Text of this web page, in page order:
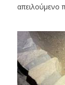
απειλούμενο